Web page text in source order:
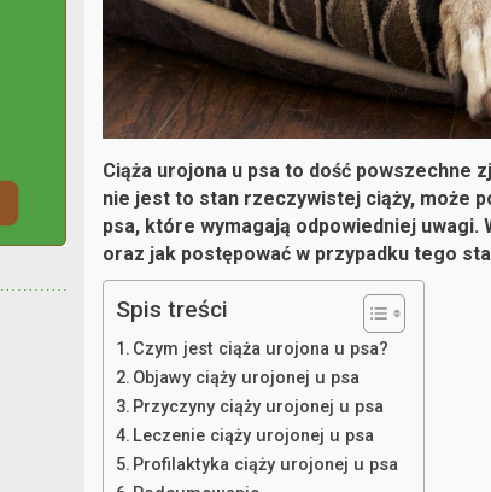
Ciąża urojona u psa to dość powszechne
nie jest to stan rzeczywistej ciąży, może
psa, które wymagają odpowiedniej
oraz jak postępować w przypadku tego
Spis treści
Czym jest ciąża urojona u psa?
Objawy ciąży urojonej u psa
Przyczyny ciąży urojonej u psa
Leczenie ciąży urojonej u psa
Profilaktyka ciąży urojonej u psa